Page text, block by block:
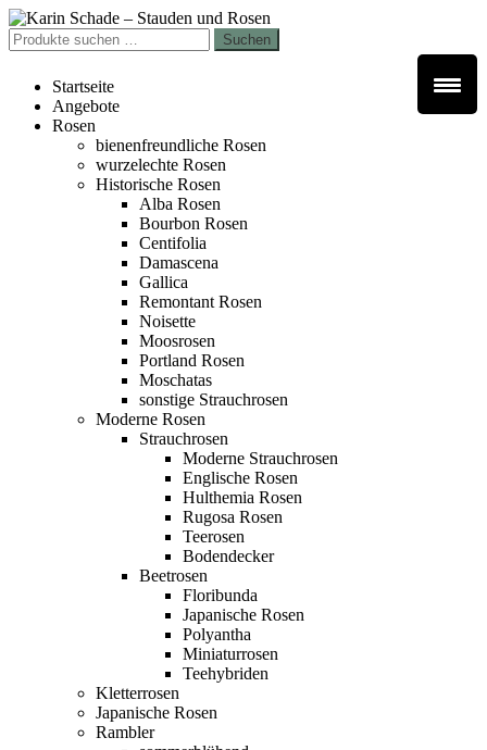
Zur
Navigation
springen
Zum
Inhalt
springen
Suchen
nach:
Suchen
Startseite
Angebote
Rosen
bienenfreundliche Rosen
wurzelechte Rosen
Historische Rosen
Alba Rosen
Bourbon Rosen
Centifolia
Damascena
Gallica
Remontant Rosen
Noisette
Moosrosen
Portland Rosen
Moschatas
sonstige Strauchrosen
Moderne Rosen
Strauchrosen
Moderne Strauchrosen
Englische Rosen
Hulthemia Rosen
Rugosa Rosen
Teerosen
Bodendecker
Beetrosen
Floribunda
Japanische Rosen
Polyantha
Miniaturrosen
Teehybriden
Kletterrosen
Japanische Rosen
Rambler